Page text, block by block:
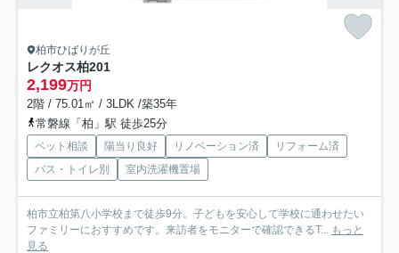
柏市ひばりが丘
レクオス柏201
2,199万円
2階 / 75.01㎡ / 3LDK /築35年
常磐線「柏」駅 徒歩25分
ペット相談 陽当り良好 リノベーション済
リフォーム済
バス・トイレ別
室内洗濯機置場
柏市立柏第八小学校まで徒歩9分。子どもを安心して学校に通わせたい
ファミリーにおすすめです。来訪者をモニターで確認できるT... もっと
見る